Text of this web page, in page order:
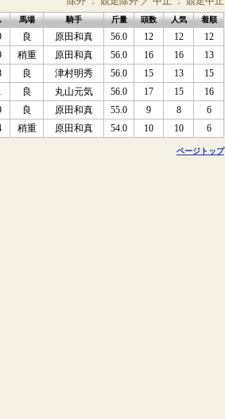
馬場 騎手 斤量 頭数 人気 着順
良 原田和真 56.0 12 12
12
稍重 原田和真 56.0 16 16
13
良 津村明秀 56.0 15 13
15
良 丸山元気 56.0 17 15
16
良 原田和真 55.0 9 8
6
稍重 原田和真 54.0 10 10 6
ページトップ